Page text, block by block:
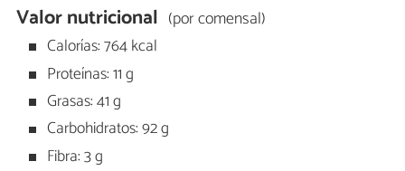
Valor nutricional (por comensal)
Calorías: 764 kcal
Proteínas: 11 g
Grasas: 41 g
Carbohidratos: 92 g
Fibra: 3 g